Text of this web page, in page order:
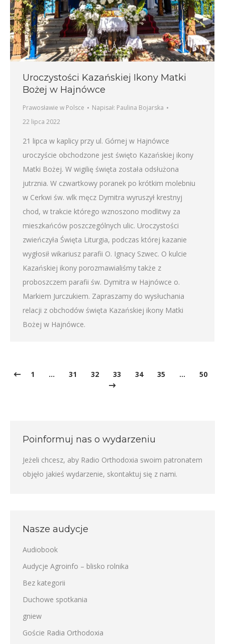
Uroczystości Kazańskiej Ikony Matki
Bożej w Hajnówce
Prawosławie w Polsce Napisał: Paulina Bojarska
22 lipca 2022
21 lipca w kaplicy przy ul. Górnej w Hajnówce
uroczyście obchodzone jest święto Kazańskiej ikony
Matki Bożej. W wigilię święta została odsłużona
jutrznia. W czwartkowy poranek po krótkim molebniu
w Cerkwi św. wlk męcz Dymitra wyruszył krestnyj
chod, w trakcie którego wznoszono modlitwy za
mieszkańców poszczególnych ulic. Uroczystości
zwieńczyła Święta Liturgia, podczas której kazanie
wygłosił wikariusz parafii O. Ignacy Szwec. O kulcie
Kazańskiej ikony porozmawialiśmy także z
proboszczem parafii św. Dymitra w Hajnówce o.
Markiem Jurczukiem. Zapraszamy do wysłuchania
relacji z obchodów święta Kazańskiej ikony Matki
Bożej w Hajnówce.
1 … 31 32 33 34 35 … 50
Poinformuj nas o wydarzeniu
Jeżeli chcesz, aby Radio Orthodoxia swoim patronatem
objęło jakieś wydarzenie, skontaktuj się z nami.
Nasze audycje
Audiobook
Audycje Agroinfo – blisko rolnika
Bez kategorii
Duchowe spotkania
gniew
Goście Radia Orthodoxia